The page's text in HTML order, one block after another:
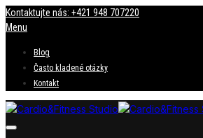
Kontaktujte nás: +421 948 707220
Menu
Blog
Často kladené otázky
Kontakt